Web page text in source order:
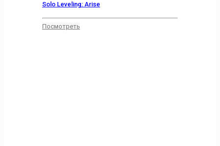
Solo Leveling: Arise
Посмотреть